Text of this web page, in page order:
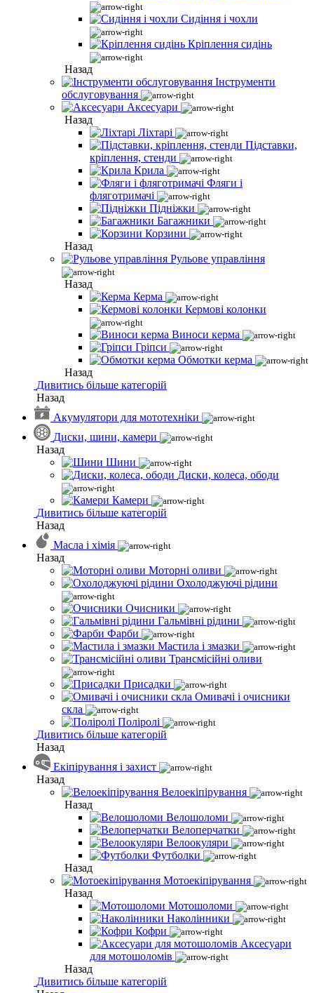
Сидіння і чохли
Кріплення сидінь
Назад
Інструменти
обслуговування
Аксесуари
Назад
Ліхтарі
Підставки,
кріплення, стенди
Крила
Фляги і
фляготримачі
Підніжки
Багажники
Корзини
Назад
Рульове управління
Назад
Керма
Кермові колонки
Виноси керма
Гріпси
Обмотки керма
Назад
Дивитись більше категорій
Назад
Акумулятори для мототехніки
Диски, шини, камери
Назад
Шини
Диски, колеса, ободи
Камери
Дивитись більше категорій
Назад
Масла і хімія
Назад
Моторні оливи
Охолоджуючі рідини
Очисники
Гальмівні рідини
Фарби
Мастила і змазки
Трансмісійні оливи
Присадки
Омивачі і очисники
скла
Поліролі
Дивитись більше категорій
Назад
Екіпірування і захист
Назад
Велоекіпірування
Назад
Велошоломи
Велоперчатки
Велоокуляри
Футболки
Назад
Мотоекіпірування
Назад
Мотошоломи
Наколінники
Кофри
Аксесуари
для мотошоломів
Назад
Дивитись більше категорій